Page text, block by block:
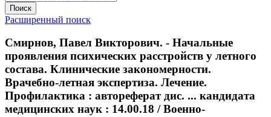
Поиск
Расширенный поиск
Смирнов, Павел Викторович. - Начальные
проявления психических расстройств у летного
состава. Клинические закономерности.
Врачебно-летная экспертиза. Лечение.
Профилактика : автореферат дис. ... кандидата
медицинских наук : 14.00.18 / Военно-